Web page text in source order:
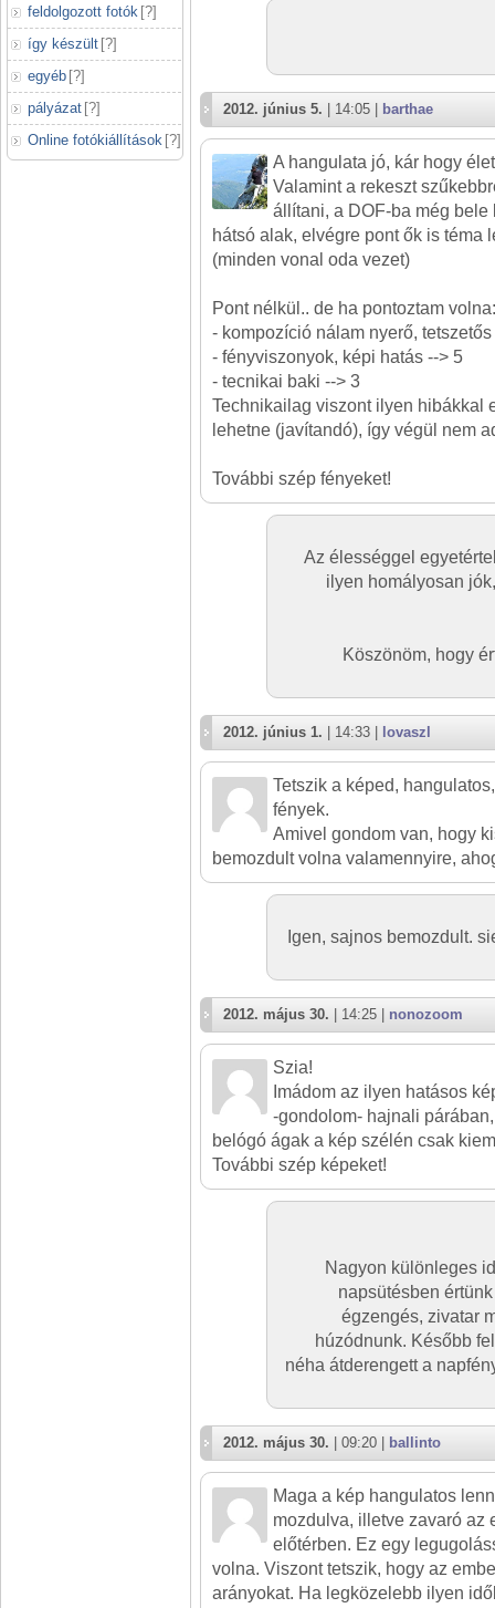
feldolgozott fotók [?]
így készült [?]
egyéb [?]
pályázat [?]
Online fotókiállítások [?]
2012. június 5. | 14:05 | barthae
A hangulata jó, kár hogy
Valamint a rekeszt
állítani, a DOF-ba még bele
hátsó alak, elvégre pont ők is téma
(minden vonal oda vezet)
Pont nélkül.. de ha pontoztam volna:
- kompozíció nálam nyerő, tetszetős
- fényviszonyok, képi hatás --> 5
- tecnikai baki --> 3
Technikailag viszont ilyen hibákkal
lehetne (javítandó), így végül nem
További szép fényeket!
Az élességgel
ilyen homályosan
Köszönöm, hogy
2012. június 1. | 14:33 | lovaszl
Tetszik a képed,
fények.
Amivel gondom van, hogy
bemozdult volna valamennyire,
Igen, sajnos bemozdult.
2012. május 30. | 14:25 | nonozoom
Szia!
Imádom az ilyen hatásos
-gondolom- hajnali
belógó ágak a kép szélén csak
További szép képeket!
Nagyon különleges
napsütésben
égzengés, zivatar
húzódnunk. Később
néha átderengett a
2012. május 30. | 09:20 | ballinto
Maga a kép hangulatos
mozdulva, illetve zavaró az
előtérben. Ez egy
volna. Viszont tetszik, hogy az
arányokat. Ha legközelebb ilyen